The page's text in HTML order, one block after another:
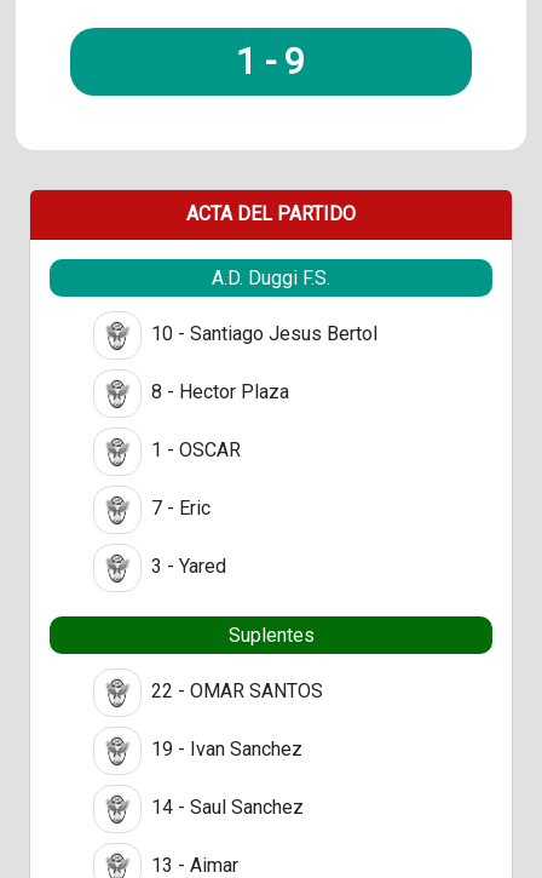
1 - 9
ACTA DEL PARTIDO
A.D. Duggi F.S.
10 - Santiago Jesus Bertol
8 - Hector Plaza
1 - OSCAR
7 - Eric
3 - Yared
Suplentes
22 - OMAR SANTOS
19 - Ivan Sanchez
14 - Saul Sanchez
13 - Aimar